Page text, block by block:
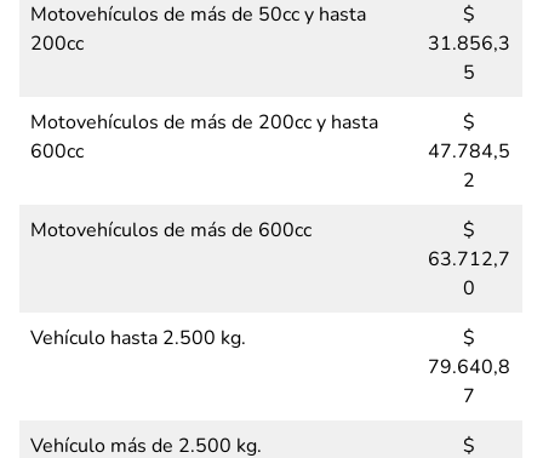
Motovehículos de más de 50cc y hasta
200cc
$
31.856,3
5
Motovehículos de más de 200cc y hasta
600cc
$
47.784,5
2
Motovehículos de más de 600cc
$
63.712,7
0
Vehículo hasta 2.500 kg.
$
79.640,8
7
Vehículo más de 2.500 kg.
$